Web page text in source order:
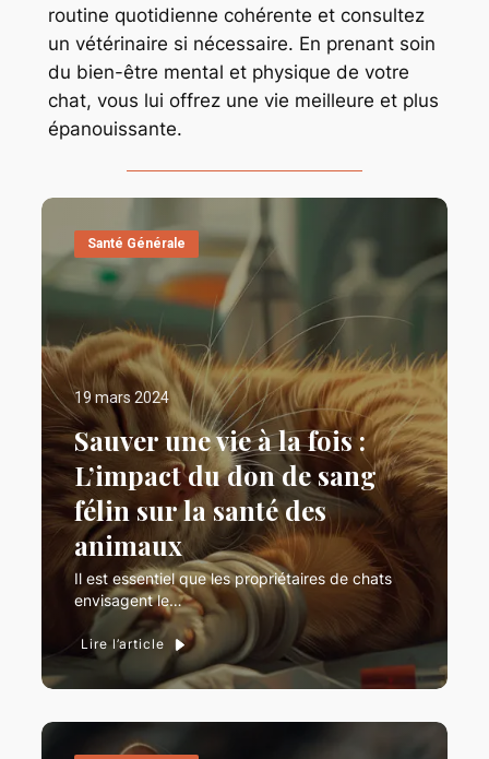
routine quotidienne cohérente et consultez
un vétérinaire si nécessaire. En prenant soin
du bien-être mental et physique de votre
chat, vous lui offrez une vie meilleure et plus
épanouissante.
Santé Générale
19 mars 2024
Sauver une vie à la fois :
L’impact du don de sang
félin sur la santé des
animaux
Il est essentiel que les propriétaires de chats
envisagent le…
Lire l’article